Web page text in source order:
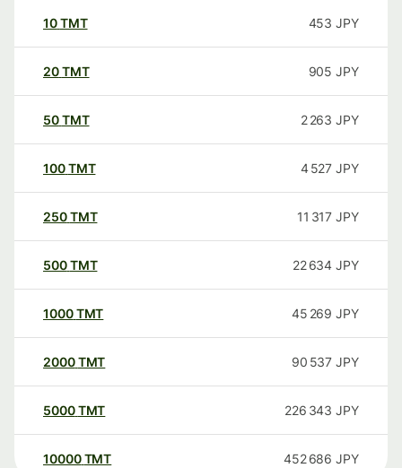
10TMT 453 JPY
20TMT 905 JPY
50TMT 2 263 JPY
100TMT 4 527 JPY
250TMT 11 317 JPY
500TMT 22 634 JPY
1000TMT 45 269 JPY
2000TMT 90 537 JPY
5000TMT 226 343 JPY
10000 TMT 452 686 JPY